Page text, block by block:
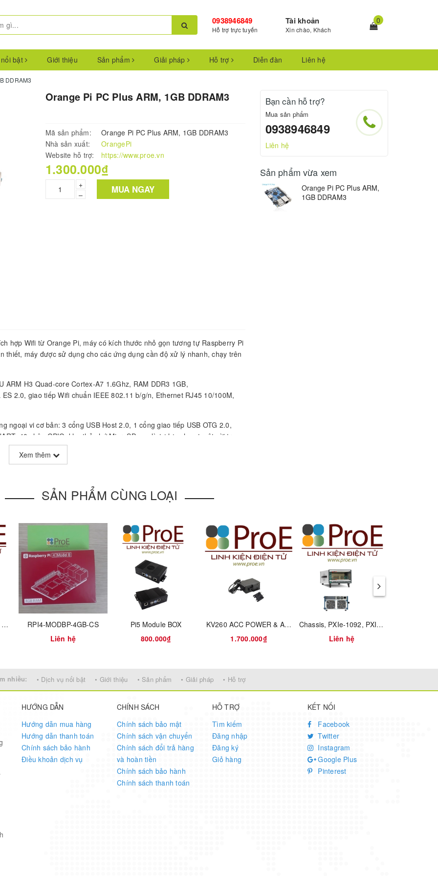
0938946849
Hỗ trợ trực tuyến
Tài khoản
Xin chào, Khách
0
bật Giới thiệu Sản phẩm Giải pháp Hỗ trợ Diễn đàn Liên hệ
DDRAM3
Orange Pi PC Plus ARM, 1GB DDRAM3
Mã sản phẩm:
Orange Pi PC Plus ARM, 1GB DDRAM3
Nhà sản xuất:
OrangePi
Website hỗ trợ:
https://www.proe.vn
1.300.000₫
+
–
MUA NGAY
hợp Wifi từ Orange Pi, máy có kích thước nhỏ gọn tương tự Raspberry Pi
thiết, máy được sử dụng cho các ứng dụng cần độ xử lý nhanh, chạy trên
H3 Quad-core Cortex-A7 1.6Ghz, RAM DDR3 1GB,
2.0, giao tiếp Wifi chuẩn IEEE 802.11 b/g/n, Ethernet RJ45 10/100M,
ngoại vi cơ bản: 3 cổng USB Host 2.0, 1 cổng giao tiếp USB OTG 2.0,
40 chân GPIO, khe thẻ nhớ MicroSD,…., là tự lựa chọn tuyệt vời trong
cấp từ cổng Micro USB OTG).
output of HDMI and CVBS.
Xem thêm
Bạn cần hỗ trợ?
Mua sản phẩm
0938946849
Liên hệ
Sản phẩm vừa xem
Orange Pi PC Plus ARM,
1GB DDRAM3
SẢN PHẨM CÙNG LOẠI
Raspberry Pi Compute Module 4, with 2GB RAM, 32GB eMMC, BCM2711, ARM Cortex-A72
RPI4-MODBP-4GB-CS
Liên hệ
Pi5 Module BOX
800.000₫
KV260 ACC POWER & ADAPTER ONLY
1.700.000₫
Chassis, PXIe-1092, PXI System, 10 Slots, 3U, 24 GB/s, VCXO
Liên hệ
nhiều: • Dịch vụ nổi bật • Giới thiệu • Sản phẩm • Giải pháp • Hỗ trợ
HƯỚNG DẪN
Hướng dẫn mua hàng
Hướng dẫn thanh toán
Chính sách bảo hành
Điều khoản dịch vụ
CHÍNH SÁCH
Chính sách bảo mật
Chính sách vận chuyển
Chính sách đổi trả hàng
và hoàn tiền
Chính sách bảo hành
Chính sách thanh toán
HỖ TRỢ
Tìm kiếm
Đăng nhập
Đăng ký
Giỏ hàng
KẾT NỐI
Facebook
Twitter
Instagram
Google Plus
Pinterest